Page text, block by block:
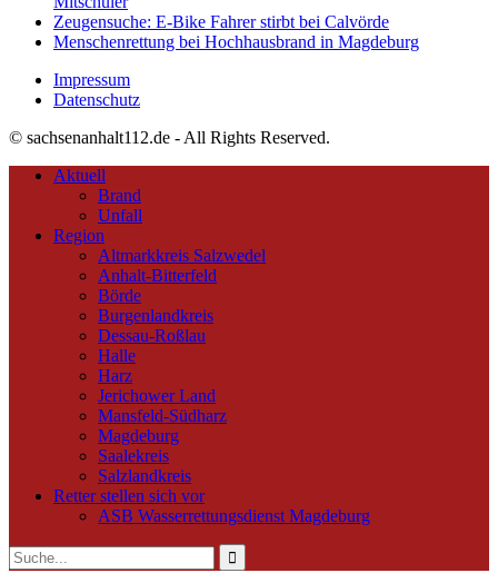
Zeugensuche: E-Bike Fahrer stirbt bei Calvörde
Menschenrettung bei Hochhausbrand in Magdeburg
Impressum
Datenschutz
© sachsenanhalt112.de - All Rights Reserved.
Aktuell
Brand
Unfall
Region
Altmarkkreis Salzwedel
Anhalt-Bitterfeld
Börde
Burgenlandkreis
Dessau-Roßlau
Halle
Harz
Jerichower Land
Mansfeld-Südharz
Magdeburg
Saalekreis
Salzlandkreis
Retter stellen sich vor
ASB Wasserrettungsdienst Magdeburg